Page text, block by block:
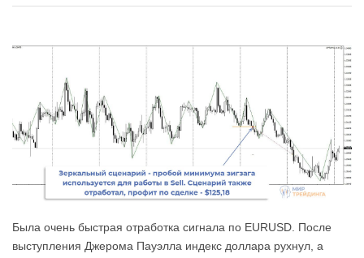
Была очень быстрая отработка сигнала по EURUSD. После
выступления Джерома Пауэлла индекс доллара рухнул, а